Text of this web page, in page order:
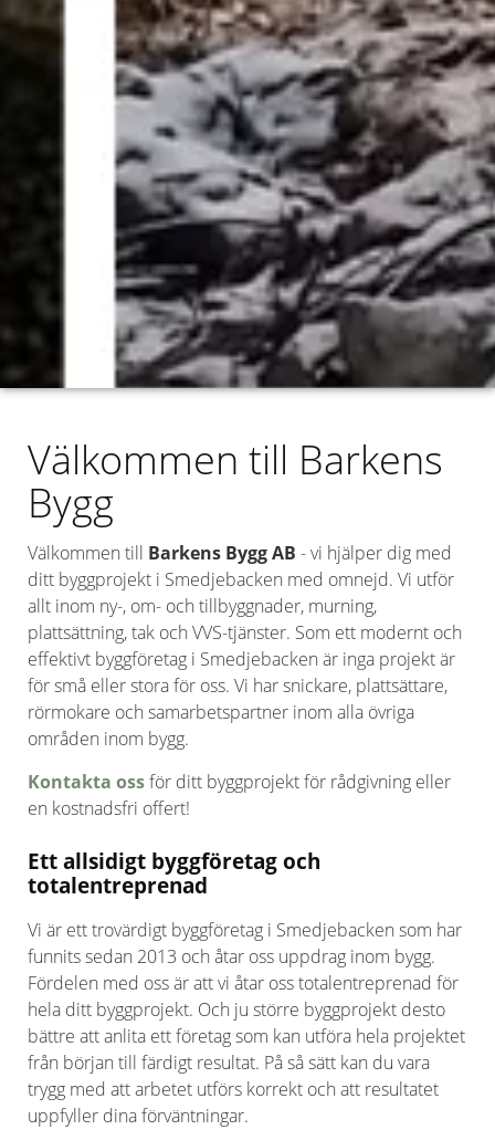
Välkommen till Barkens
Bygg
Välkommen till Barkens Bygg AB - vi hjälper dig med
ditt byggprojekt i Smedjebacken med omnejd. Vi utför
allt inom ny-, om- och tillbyggnader, murning,
plattsättning, tak och VVS-tjänster. Som ett modernt och
effektivt byggföretag i Smedjebacken är inga projekt är
för små eller stora för oss. Vi har snickare, plattsättare,
rörmokare och samarbetspartner inom alla övriga
områden inom bygg.
Kontakta ossför ditt byggprojekt för rådgivning eller
en kostnadsfri offert!
Ett allsidigt byggföretag och
totalentreprenad
Vi är ett trovärdigt byggföretag i Smedjebacken som har
funnits sedan 2013 och åtar oss uppdrag inom bygg.
Fördelen med oss är att vi åtar oss totalentreprenad för
hela ditt byggprojekt. Och ju större byggprojekt desto
bättre att anlita ett företag som kan utföra hela projektet
från början till färdigt resultat. På så sätt kan du vara
trygg med att arbetet utförs korrekt och att resultatet
uppfyller dina förväntningar.